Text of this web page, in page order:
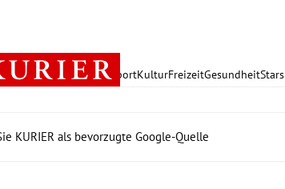
PolitikWirtschaft SportKulturFreizeitGesundheitStars
KURIER als bevorzugte Google-Quelle